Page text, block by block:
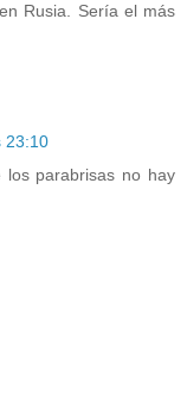
Rusia. Sería el más
23:10
parabrisas no hay